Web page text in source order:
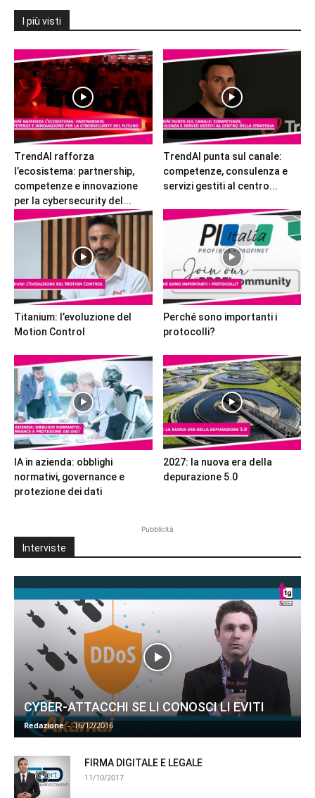
I più visti
TrendAI rafforza
l’ecosistema: partnership,
competenze e innovazione
per la cybersecurity del...
TrendAI punta sul canale:
competenze, consulenza e
servizi gestiti al centro...
Titanium: l’evoluzione del
Motion Control
Perché sono importanti i
protocolli?
IA in azienda: obblighi
normativi, governance e
protezione dei dati
2027: la nuova era della
depurazione 5.0
Pubblicità
Interviste
CYBER-ATTACCHI SE LI CONOSCI LI EVITI
Redazione - 16/12/2016
FIRMA DIGITALE E LEGALE
11/10/2017